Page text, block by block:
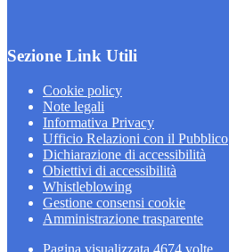
Sezione Link Utili
Cookie policy
Note legali
Informativa Privacy
Ufficio Relazioni con il Pubblico
Dichiarazione di accessibilità
Obiettivi di accessibilità
Whistleblowing
Gestione consensi cookie
Amministrazione trasparente